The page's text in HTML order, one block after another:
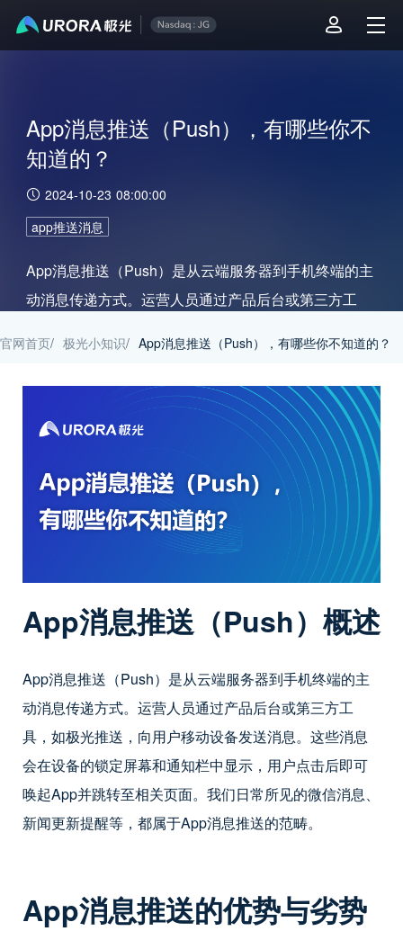
App消息推送（Push），有哪些你不
知道的？
2024-10-23 08:00:00
app推送消息
App消息推送（Push）是从云端服务器到手机终端的主
动消息传递方式。运营人员通过产品后台或第三方工
会在设备的锁定屏幕和通知栏中显示，用户点击后即可
唤起App并跳转至相关页面。
官网首页/ 极光小知识/ App消息推送（Push），有哪些你不知道的？
App消息推送（Push）概述
App消息推送（Push）是从云端服务器到手机终端的主
动消息传递方式。运营人员通过产品后台或第三方工
具，如极光推送，向用户移动设备发送消息。这些消息
会在设备的锁定屏幕和通知栏中显示，用户点击后即可
唤起App并跳转至相关页面。我们日常所见的微信消息、
新闻更新提醒等，都属于App消息推送的范畴。
App消息推送的优势与劣势